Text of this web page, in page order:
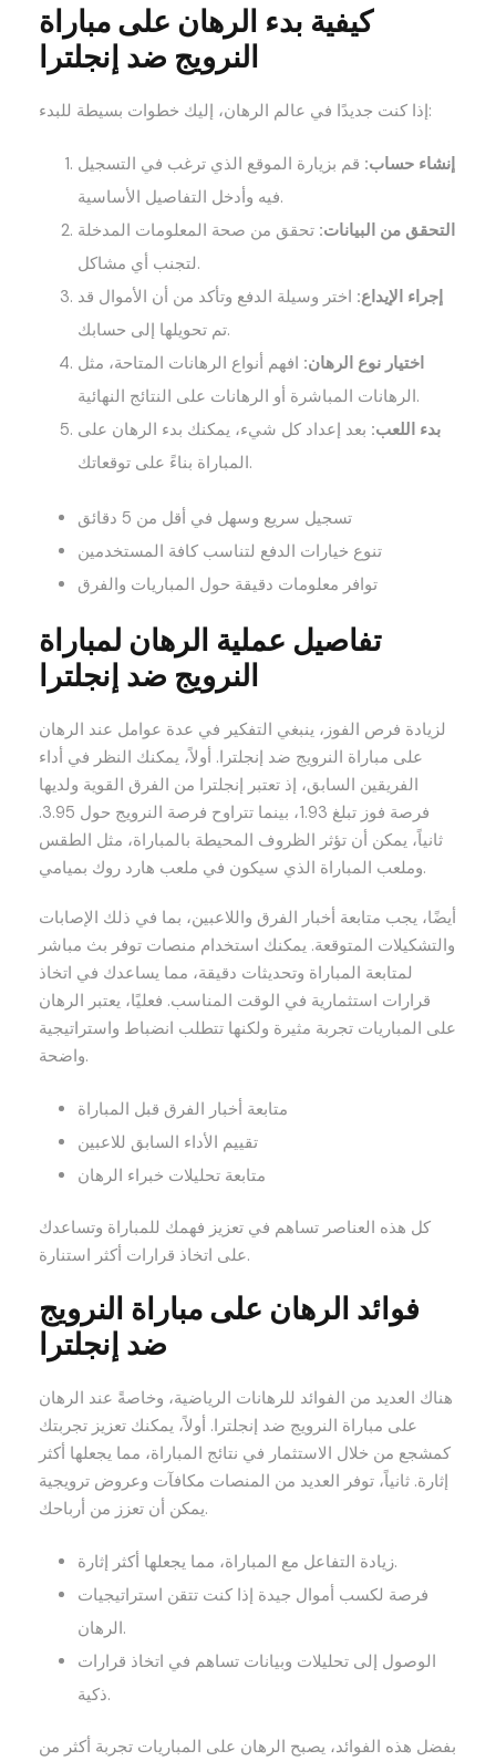
كيفية بدء الرهان على مباراة
النرويج ضد إنجلترا
إذا كنت جديدًا في عالم الرهان، إليك خطوات بسيطة للبدء:
إنشاء حساب: قم بزيارة الموقع الذي ترغب في التسجيل
فيه وأدخل التفاصيل الأساسية.
التحقق من البيانات: تحقق من صحة المعلومات المدخلة
لتجنب أي مشاكل.
إجراء الإيداع: اختر وسيلة الدفع وتأكد من أن الأموال قد
تم تحويلها إلى حسابك.
اختيار نوع الرهان: افهم أنواع الرهانات المتاحة، مثل
الرهانات المباشرة أو الرهانات على النتائج النهائية.
بدء اللعب: بعد إعداد كل شيء، يمكنك بدء الرهان على
المباراة بناءً على توقعاتك.
تسجيل سريع وسهل في أقل من 5 دقائق
تنوع خيارات الدفع لتناسب كافة المستخدمين
توافر معلومات دقيقة حول المباريات والفرق
تفاصيل عملية الرهان لمباراة
النرويج ضد إنجلترا
لزيادة فرص الفوز، ينبغي التفكير في عدة عوامل عند الرهان
على مباراة النرويج ضد إنجلترا. أولاً، يمكنك النظر في أداء
الفريقين السابق، إذ تعتبر إنجلترا من الفرق القوية ولديها
فرصة فوز تبلغ 1.93، بينما تتراوح فرصة النرويج حول 3.95.
ثانياً، يمكن أن تؤثر الظروف المحيطة بالمباراة، مثل الطقس
وملعب المباراة الذي سيكون في ملعب هارد روك بميامي.
أيضًا، يجب متابعة أخبار الفرق واللاعبين، بما في ذلك الإصابات
والتشكيلات المتوقعة. يمكنك استخدام منصات توفر بث مباشر
لمتابعة المباراة وتحديثات دقيقة، مما يساعدك في اتخاذ
قرارات استثمارية في الوقت المناسب. فعليًا، يعتبر الرهان
على المباريات تجربة مثيرة ولكنها تتطلب انضباط واستراتيجية
واضحة.
متابعة أخبار الفرق قبل المباراة
تقييم الأداء السابق للاعبين
متابعة تحليلات خبراء الرهان
كل هذه العناصر تساهم في تعزيز فهمك للمباراة وتساعدك
على اتخاذ قرارات أكثر استنارة.
فوائد الرهان على مباراة النرويج
ضد إنجلترا
هناك العديد من الفوائد للرهانات الرياضية، وخاصةً عند الرهان
على مباراة النرويج ضد إنجلترا. أولاً، يمكنك تعزيز تجربتك
كمشجع من خلال الاستثمار في نتائج المباراة، مما يجعلها أكثر
إثارة. ثانياً، توفر العديد من المنصات مكافآت وعروض ترويجية
يمكن أن تعزز من أرباحك.
زيادة التفاعل مع المباراة، مما يجعلها أكثر إثارة.
فرصة لكسب أموال جيدة إذا كنت تتقن استراتيجيات
الرهان.
الوصول إلى تحليلات وبيانات تساهم في اتخاذ قرارات
ذكية.
بفضل هذه الفوائد، يصبح الرهان على المباريات تجربة أكثر من